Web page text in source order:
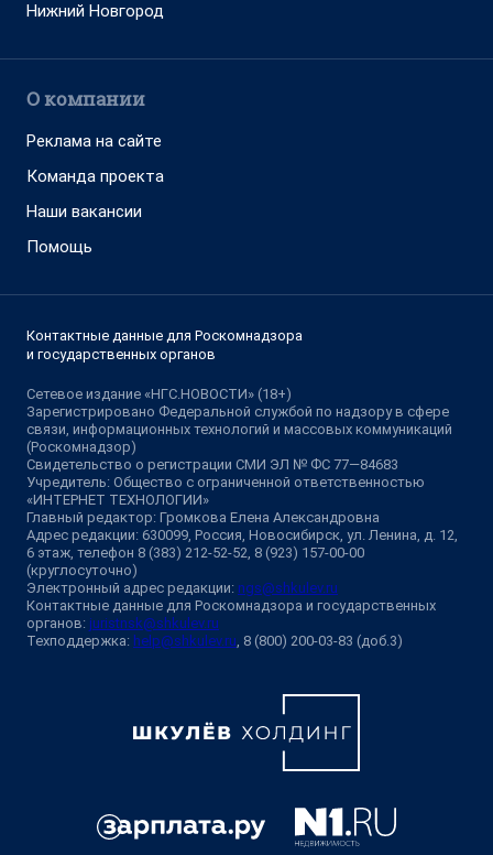
Нижний Новгород
О компании
Реклама на сайте
Команда проекта
Наши вакансии
Помощь
Контактные данные для Роскомнадзора
и государственных органов
Сетевое издание «НГС.НОВОСТИ» (18+)
Зарегистрировано Федеральной службой по надзору в сфере
связи, информационных технологий и массовых коммуникаций
(Роскомнадзор)
Свидетельство о регистрации СМИ ЭЛ № ФС 77—84683
Учредитель: Общество с ограниченной ответственностью
«ИНТЕРНЕТ ТЕХНОЛОГИИ»
Главный редактор: Громкова Елена Александровна
Адрес редакции: 630099, Россия, Новосибирск, ул. Ленина, д. 12,
6 этаж, телефон 8 (383) 212-52-52, 8 (923) 157-00-00
(круглосуточно)
Электронный адрес редакции: ngs@shkulev.ru
Контактные данные для Роскомнадзора и государственных
органов: juristnsk@shkulev.ru
Техподдержка: help@shkulev.ru, 8 (800) 200-03-83 (доб.3)